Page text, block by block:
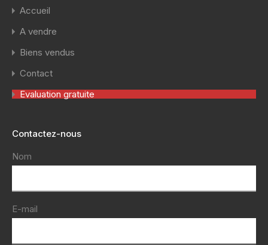
Accueil
A vendre
Biens vendus
Contact
Evaluation gratuite
Contactez-nous
Nom
E-mail